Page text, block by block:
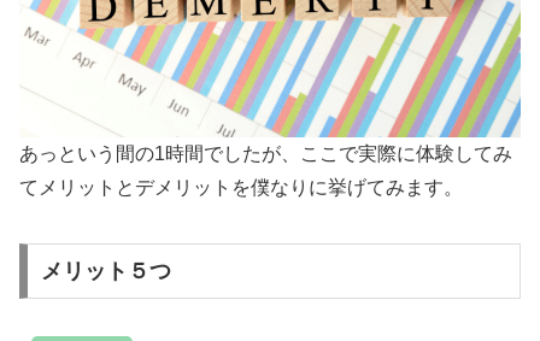
あっという間の1時間でしたが、ここで実際に体験してみ
てメリットとデメリットを僕なりに挙げてみます。
メリット５つ